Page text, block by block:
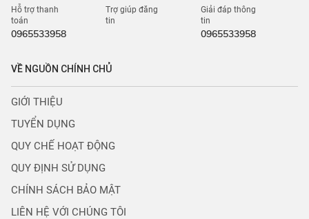
Hỗ trợ thanh
toán
0965533958
Trợ giúp đăng
tin
Giải đáp thông
tin
0965533958
VỀ NGUỒN CHÍNH CHỦ
GIỚI THIỆU
TUYỂN DỤNG
QUY CHẾ HOẠT ĐỘNG
QUY ĐỊNH SỬ DỤNG
CHÍNH SÁCH BẢO MẬT
LIÊN HỆ VỚI CHÚNG TÔI